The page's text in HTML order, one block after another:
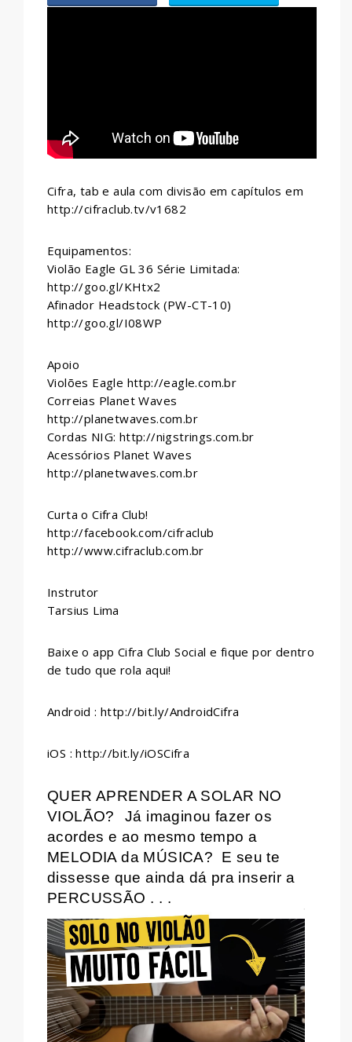
Cifra, tab e aula com divisão em capítulos em
http://cifraclub.tv/v1682
Equipamentos:
Violão Eagle GL 36 Série Limitada:
http://goo.gl/KHtx2
Afinador Headstock (PW-CT-10)
http://goo.gl/I08WP
Apoio
Violões Eagle http://eagle.com.br
Correias Planet Waves
http://planetwaves.com.br
Cordas NIG: http://nigstrings.com.br
Acessórios Planet Waves
http://planetwaves.com.br
Curta o Cifra Club!
http://facebook.com/cifraclub
http://www.cifraclub.com.br
Instrutor
Tarsius Lima
Baixe o app Cifra Club Social e fique por dentro
de tudo que rola aqui!
Android : http://bit.ly/AndroidCifra
iOS : http://bit.ly/iOSCifra
QUER APRENDER A SOLAR NO
VIOLÃO?
Já imaginou fazer os
acordes e ao mesmo tempo a
MELODIA da MÚSICA? E seu te
dissesse que ainda dá pra inserir a
PERCUSSÃO . . .